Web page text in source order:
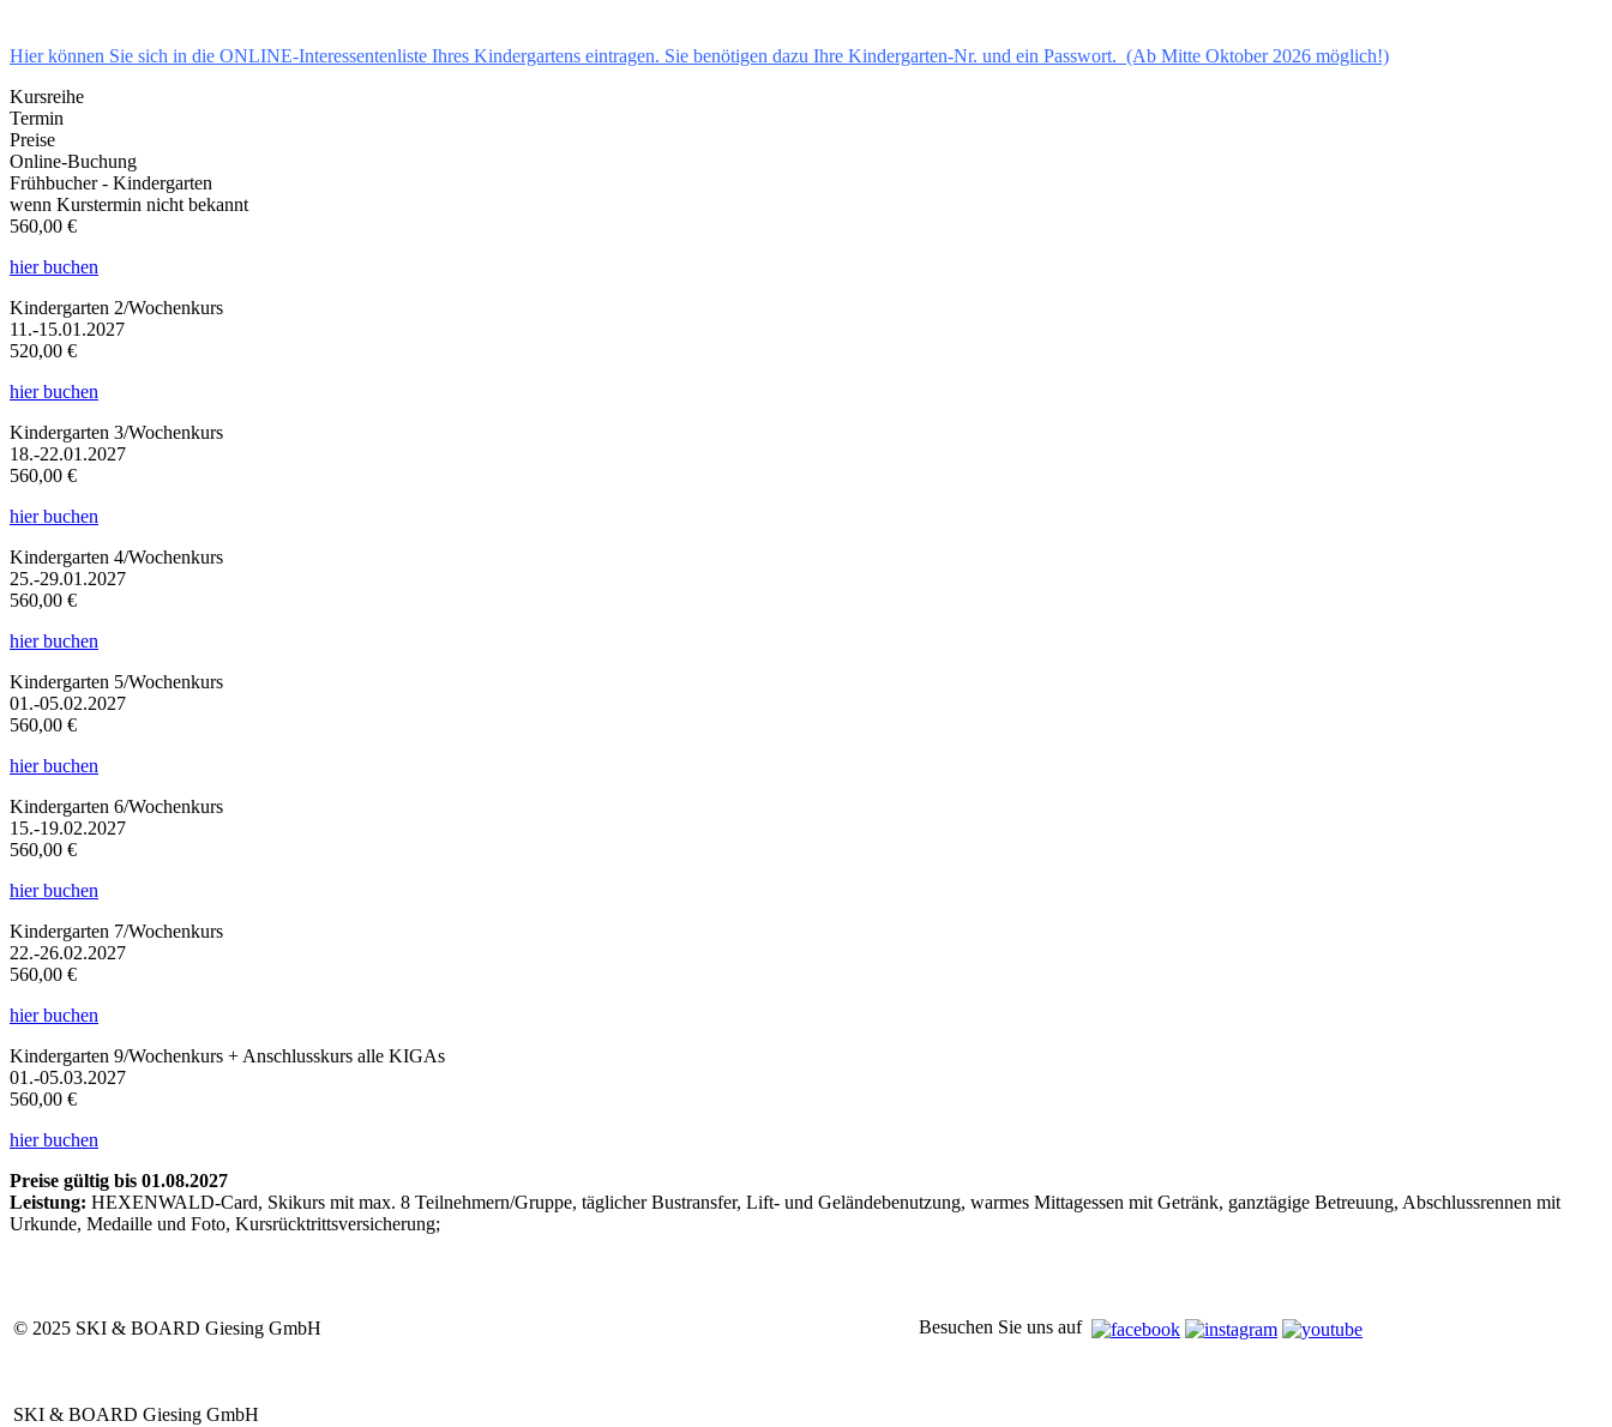
Hier können Sie sich in die ONLINE-Interessentenliste Ihres Kindergartens eintragen. Sie benötigen dazu Ihre Kindergarten-Nr. und ein Passwort. (Ab Mitte Oktober 2026 möglich!)
Kursreihe
Termin
Preise
Online-Buchung
Frühbucher - Kindergarten
wenn Kurstermin nicht bekannt
560,00 €
hier buchen
Kindergarten 2/Wochenkurs
11.-15.01.2027
520,00 €
hier buchen
Kindergarten 3/Wochenkurs
18.-22.01.2027
560,00 €
hier buchen
Kindergarten 4/Wochenkurs
25.-29.01.2027
560,00 €
hier buchen
Kindergarten 5/Wochenkurs
01.-05.02.2027
560,00 €
hier buchen
Kindergarten 6/Wochenkurs
15.-19.02.2027
560,00 €
hier buchen
Kindergarten 7/Wochenkurs
22.-26.02.2027
560,00 €
hier buchen
Kindergarten 9/Wochenkurs + Anschlusskurs alle KIGAs
01.-05.03.2027
560,00 €
hier buchen
Preise gültig bis 01.08.2027
Leistung: HEXENWALD-Card, Skikurs mit max. 8 Teilnehmern/Gruppe, täglicher Bustransfer, Lift- und Geländebenutzung, warmes Mittagessen mit Getränk, ganztägige Betreuung, Abschlussrennen mit
Urkunde, Medaille und Foto, Kursrücktrittsversicherung;
© 2025 SKI & BOARD Giesing GmbH Besuchen Sie uns auf
SKI & BOARD Giesing GmbH